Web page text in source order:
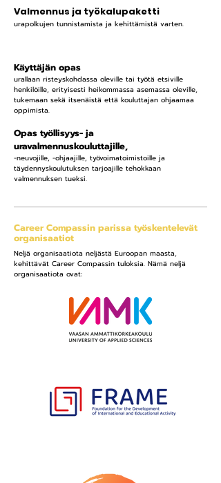
Valmennus ja työkalupaketti
urapolkujen tunnistamista ja kehittämistä varten.
Käyttäjän opas
urallaan risteyskohdassa oleville tai työtä etsiville
henkilöille, erityisesti heikommassa asemassa oleville,
tukemaan sekä itsenäistä että kouluttajan ohjaamaa
oppimista.
Opas työllisyys- ja
uravalmennuskouluttajille,
-neuvojille, -ohjaajille, työvoimatoimistoille ja
täydennyskoulutuksen tarjoajille tehokkaan
valmennuksen tueksi.
Career Compassin parissa työskentelevät
organisaatiot
Neljä organisaatiota neljästä Euroopan maasta,
kehittävät Career Compassin tuloksia. Nämä neljä
organisaatiota ovat: